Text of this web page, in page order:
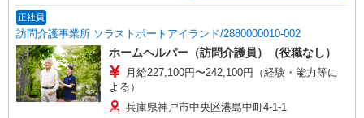
正社員
訪問介護事業所 ソラストポートアイランド/2880000010-002
ホームヘルパー（訪問介護員）（役職なし）
月給227,100円〜242,100円（経験・能力等に
よる）
兵庫県神戸市中央区港島中町4-1-1